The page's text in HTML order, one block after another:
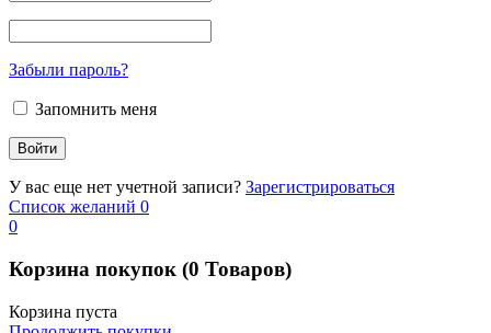
Забыли пароль?
Запомнить меня
У вас еще нет учетной записи? Зарегистрироваться
Список желаний 0
0
Корзина покупок (0 Товаров)
Корзина пуста